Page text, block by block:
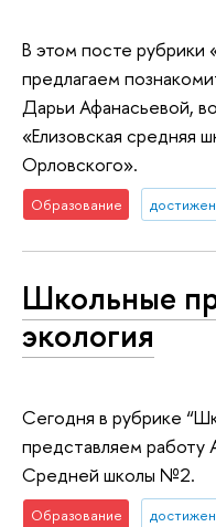
В этом посте
предлагаем
Дарьи Афанасьевой,
«Елизовская средняя
Орловского».
Образование
Школьные
экология
Сегодня в рубрике
представляем работу
Средней школы №2.
Образование